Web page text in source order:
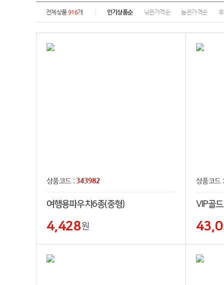
전체상품916개 인기상품순 낮은가격순 높은가격순
상품코드 : 343982
여행용파우치6종(중형)
4,428원
상품코드
VIP골